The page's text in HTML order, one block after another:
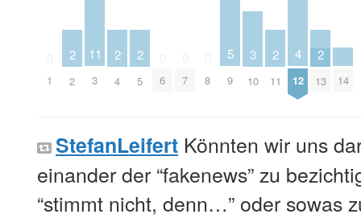
1
2
2
11
3
2
4
2
5 6 7 8
5
9
3
10
2
11
4
12
2
13 14
StefanLeifert Könnten wir uns
einander der “fakenews” zu
“stimmt nicht, denn…” oder sowas